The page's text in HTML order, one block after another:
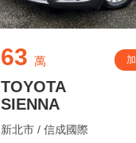
63 萬
TOYOTA
SIENNA
新北市 / 信成國際